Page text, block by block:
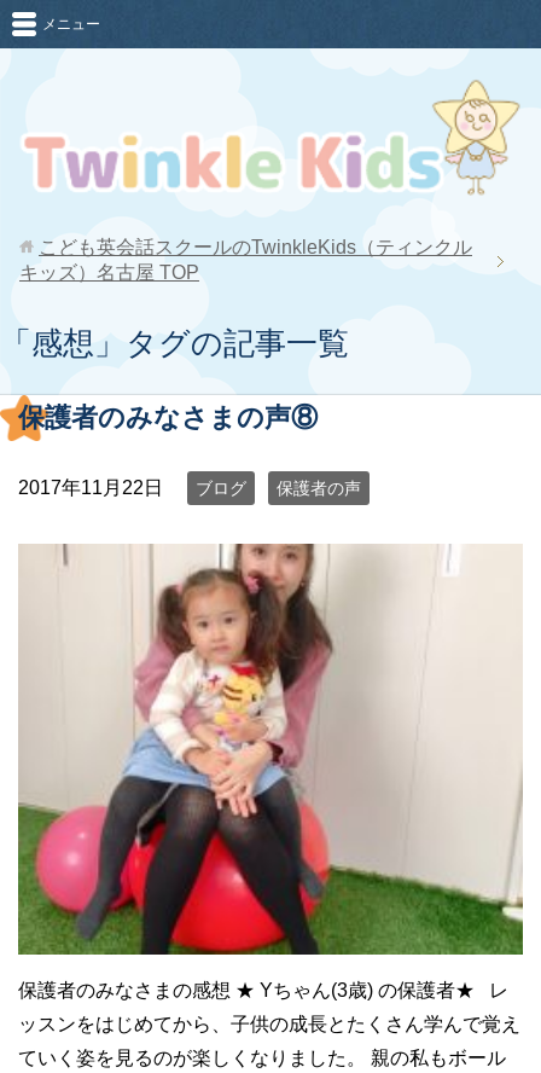
メニュー
こども英会話スクールのTwinkleKids（ティンクル
キッズ）名古屋 TOP
「感想」タグの記事一覧
保護者のみなさまの声⑧
2017年11月22日 ブログ 保護者の声
保護者のみなさまの感想 ★ Yちゃん(3歳) の保護者★ レ
ッスンをはじめてから、子供の成長とたくさん学んで覚え
ていく姿を見るのが楽しくなりました。 親の私もボール